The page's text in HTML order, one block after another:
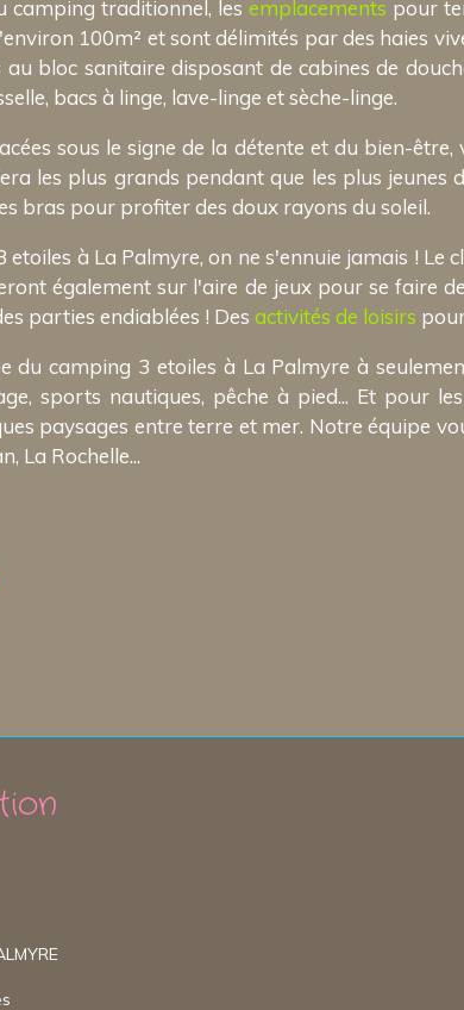
camping traditionnel, les emplacements pour
100m² et sont délimités par des haies
au bloc sanitaire disposant de cabines de
bacs à linge, lave-linge et sèche-linge.
sous le signe de la détente et du bien-
les plus grands pendant que les plus
bras pour profiter des doux rayons du soleil.
à La Palmyre, on ne s'ennuie jamais !
également sur l'aire de jeux pour se faire
parties endiablées ! Des activités de loisirs
du camping 3 etoiles à La Palmyre à
sports nautiques, pêche à pied... Et pour
paysages entre terre et mer. Notre équipe
La Rochelle...